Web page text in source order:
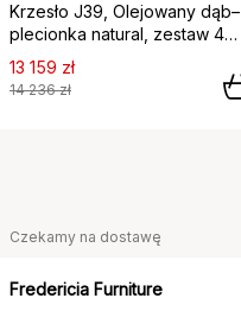
Krzesło J39, Olejowany dąb–
plecionka natural, zestaw 4
szt.,
13 159 zł
14 236 zł
Czekamy na dostawę
Fredericia Furniture